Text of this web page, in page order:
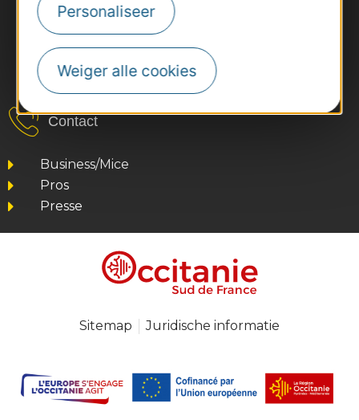
Personaliseer
Weiger alle cookies
#VoyageOccitanie
Contact
Business/Mice
Pros
Presse
Sitemap Juridische informatie